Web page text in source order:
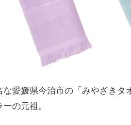
な愛媛県今治市の「みやざき
の元祖。